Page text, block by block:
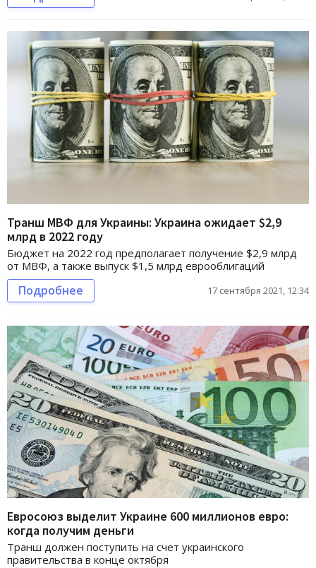
Транш МВФ для Украины: Украина ожидает $2,9
млрд в 2022 году
Бюджет на 2022 год предполагает получение $2,9 млрд
от МВФ, а также выпуск $1,5 млрд еврооблигаций
Подробнее 17 сентября 2021, 12:34
Евросоюз выделит Украине 600 миллионов евро:
когда получим деньги
Транш должен поступить на счет украинского
правительства в конце октября